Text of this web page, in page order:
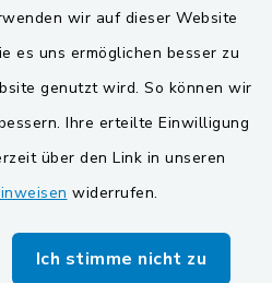
wir auf dieser Website
es uns ermöglichen besser zu
genutzt wird. So können wir
Ihre erteilte Einwilligung
über den Link in unseren
widerrufen.
Ich stimme nicht zu
bei Nabburg